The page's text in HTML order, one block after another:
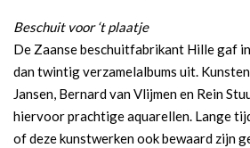
Beschuit voor ‘t plaatje
De Zaanse beschuitfabrikant Hille gaf
dan twintig verzamelalbums uit.
Jansen, Bernard van Vlijmen en Rein
hiervoor prachtige aquarellen. Lange
of deze kunstwerken ook bewaard zijn